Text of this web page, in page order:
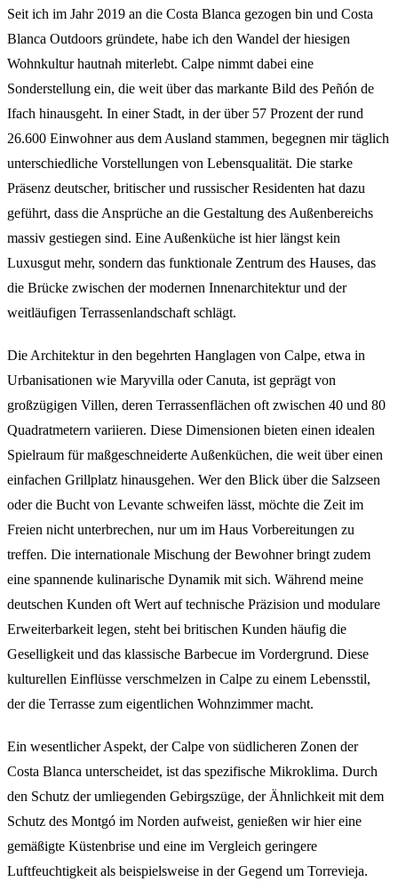
Seit ich im Jahr 2019 an die Costa Blanca gezogen bin und Costa
Blanca Outdoors gründete, habe ich den Wandel der hiesigen
Wohnkultur hautnah miterlebt. Calpe nimmt dabei eine
Sonderstellung ein, die weit über das markante Bild des Peñón de
Ifach hinausgeht. In einer Stadt, in der über 57 Prozent der rund
26.600 Einwohner aus dem Ausland stammen, begegnen mir täglich
unterschiedliche Vorstellungen von Lebensqualität. Die starke
Präsenz deutscher, britischer und russischer Residenten hat dazu
geführt, dass die Ansprüche an die Gestaltung des Außenbereichs
massiv gestiegen sind. Eine Außenküche ist hier längst kein
Luxusgut mehr, sondern das funktionale Zentrum des Hauses, das
die Brücke zwischen der modernen Innenarchitektur und der
weitläufigen Terrassenlandschaft schlägt.
Die Architektur in den begehrten Hanglagen von Calpe, etwa in
Urbanisationen wie Maryvilla oder Canuta, ist geprägt von
großzügigen Villen, deren Terrassenflächen oft zwischen 40 und 80
Quadratmetern variieren. Diese Dimensionen bieten einen idealen
Spielraum für maßgeschneiderte Außenküchen, die weit über einen
einfachen Grillplatz hinausgehen. Wer den Blick über die Salzseen
oder die Bucht von Levante schweifen lässt, möchte die Zeit im
Freien nicht unterbrechen, nur um im Haus Vorbereitungen zu
treffen. Die internationale Mischung der Bewohner bringt zudem
eine spannende kulinarische Dynamik mit sich. Während meine
deutschen Kunden oft Wert auf technische Präzision und modulare
Erweiterbarkeit legen, steht bei britischen Kunden häufig die
Geselligkeit und das klassische Barbecue im Vordergrund. Diese
kulturellen Einflüsse verschmelzen in Calpe zu einem Lebensstil,
der die Terrasse zum eigentlichen Wohnzimmer macht.
Ein wesentlicher Aspekt, der Calpe von südlicheren Zonen der
Costa Blanca unterscheidet, ist das spezifische Mikroklima. Durch
den Schutz der umliegenden Gebirgszüge, der Ähnlichkeit mit dem
Schutz des Montgó im Norden aufweist, genießen wir hier eine
gemäßigte Küstenbrise und eine im Vergleich geringere
Luftfeuchtigkeit als beispielsweise in der Gegend um Torrevieja.